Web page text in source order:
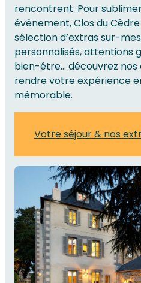
rencontrent. Pour
événement, Clos du
sélection d’extras sur-
personnalisés, attentions
bien-être… découvrez
rendre votre expérience
mémorable.
Votre séjour & nos